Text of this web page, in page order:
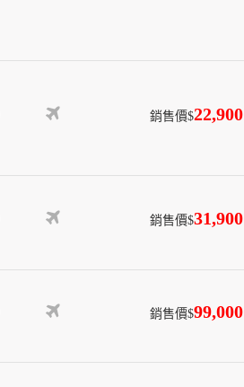
銷售價$22,900
銷售價$31,900
銷售價$99,000